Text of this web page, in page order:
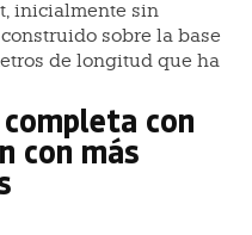
inicialmente sin
sobre la base
de longitud que ha
con
con más